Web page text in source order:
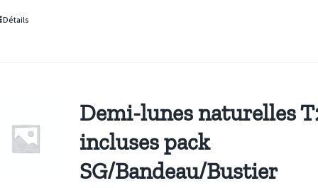
Détails
Demi-lunes naturelles
incluses pack
SG/Bandeau/Bustier